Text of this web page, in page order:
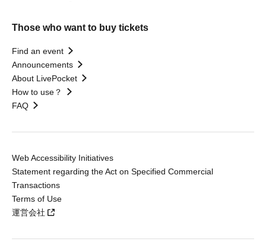
Those who want to buy tickets
Find an event
Announcements
About LivePocket
How to use？
FAQ
Web Accessibility Initiatives
Statement regarding the Act on Specified Commercial
Transactions
Terms of Use
運営会社